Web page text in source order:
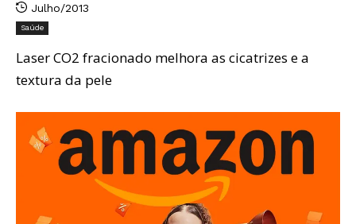
Julho/2013
Saúde
Laser CO2 fracionado melhora as cicatrizes e a
textura da pele